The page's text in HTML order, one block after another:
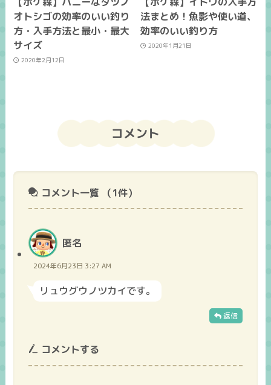
オトシゴの効率のいい釣り
方・入手方法と最小・最大
サイズ
2020年2月12日
法まとめ！魚影や使い道、
効率のいい釣り方
2020年1月21日
コメント
コメント一覧 （1件）
匿名
2024年6月23日 3:27 AM
リュウグウノツカイです。
返信
コメントする